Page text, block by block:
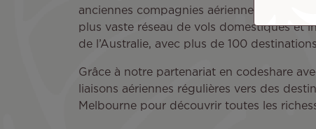
anciennes compagnies aériennes au
plus vaste réseau de vols domestiques et
de l’Australie, avec plus de 100
Grâce à notre partenariat en codeshare
liaisons aériennes régulières vers des
Melbourne pour découvrir toutes les